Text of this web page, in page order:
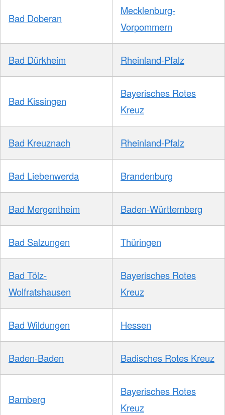
Bad Doberan
Mecklenburg-
Vorpommern
Bad Dürkheim Rheinland-Pfalz
Bad Kissingen
Bayerisches Rotes
Kreuz
Bad Kreuznach Rheinland-Pfalz
Bad Liebenwerda Brandenburg
Bad Mergentheim Baden-Württemberg
Bad Salzungen Thüringen
Bad Tölz-
Wolfratshausen
Bayerisches Rotes
Kreuz
Bad Wildungen Hessen
Baden-Baden Badisches Rotes Kreuz
Bamberg
Bayerisches Rotes
Kreuz